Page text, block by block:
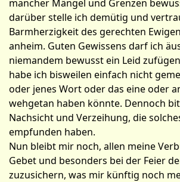
mancher Mängel und Grenzen
darüber stelle ich demütig und
Barmherzigkeit des gerechten
anheim. Guten Gewissens darf ich
niemandem bewusst ein Leid
habe ich bisweilen einfach nicht
oder jenes Wort oder das eine oder
wehgetan haben könnte. Dennoch
Nachsicht und Verzeihung, die
empfunden haben.
Nun bleibt mir noch, allen meine
Gebet und besonders bei der Feier
zuzusichern, was mir künftig noch